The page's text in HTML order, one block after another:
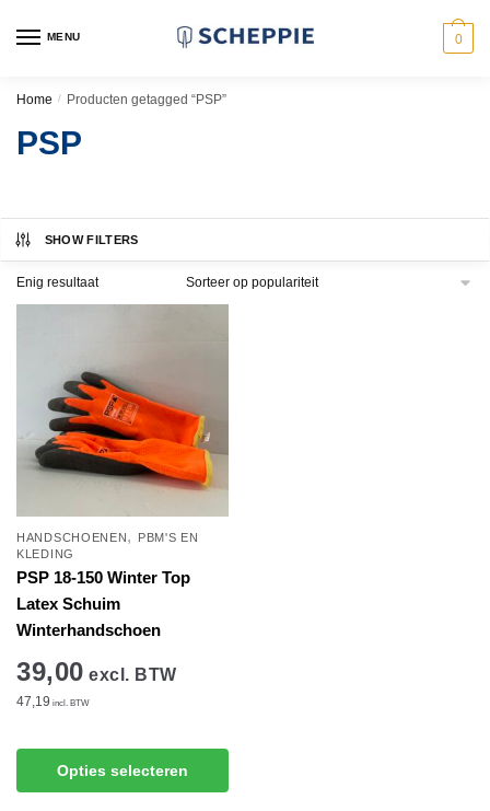
MENU 0
Home / Producten getagged “PSP”
PSP
SHOW FILTERS
Enig resultaat
HANDSCHOENEN,
PBM'S EN
KLEDING
PSP 18‑150 Winter Top
Latex Schuim
Winterhandschoen
39,00 excl. BTW
47,19 incl. BTW
Opties selecteren
product